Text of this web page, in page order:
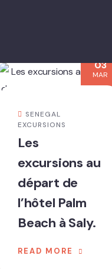
03
MAR
SENEGAL
EXCURSIONS
Les
excursions au
départ de
l’hôtel Palm
Beach à Saly.
READ MORE